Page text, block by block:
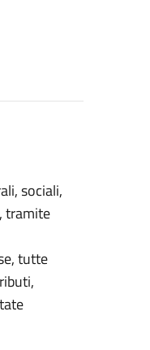
sociali,
tramite
tutte